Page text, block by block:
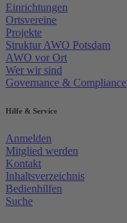
Einrichtungen
Ortsvereine
Projekte
Struktur AWO Potsdam
AWO vor Ort
Wer wir sind
Governance & Compliance
Hilfe & Service
Anmelden
Mitglied werden
Kontakt
Inhaltsverzeichnis
Bedienhilfen
Suche